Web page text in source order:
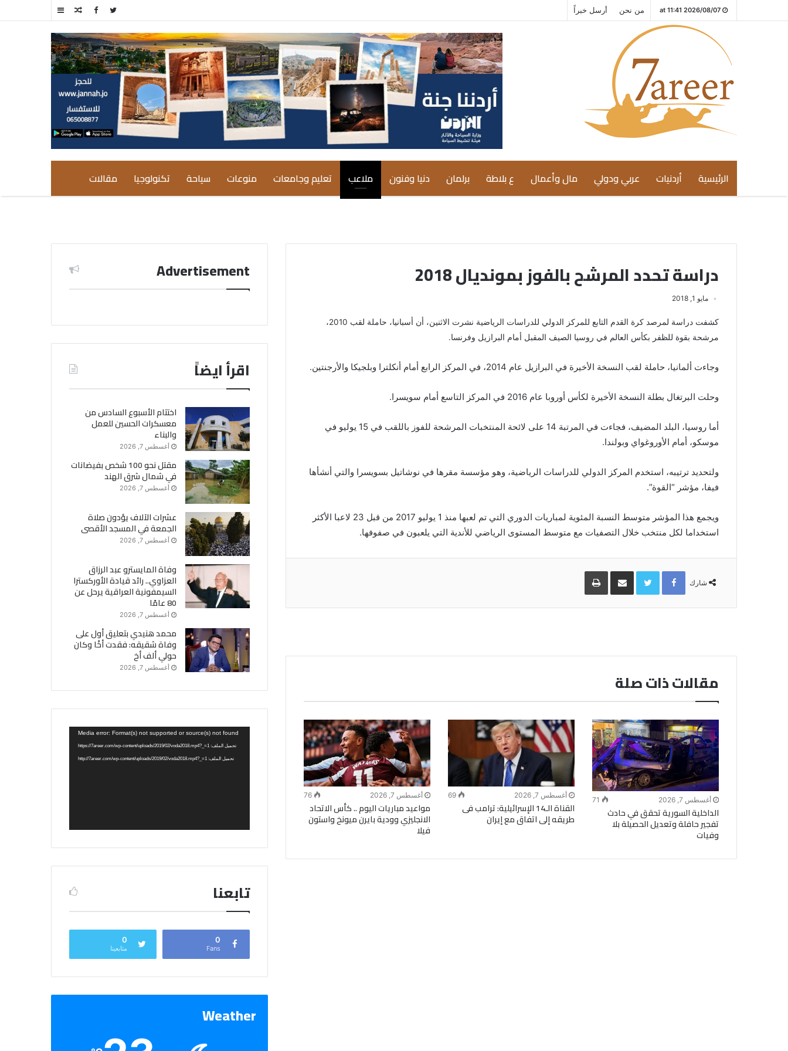
2026/08/07 at 11:41 من نحن أرسل خبراً إضافة
جانبي
مقال
الرئيسية أردنيات عربي ودولي مال وأعمال ع بلاطة برلمان دنيا وفنون ملاعب تعليم وجامعات منوعات سياحة تكنولوجيا مقالات
دراسة تحدد المرشح بالفوز بمونديال 2018
مايو 1, 2018
كشفت دراسة لمرصد كرة القدم التابع للمركز الدولي للدراسات الرياضية نشرت الاثنين، أن أسبانيا، حاملة لقب 2010،
مرشحة بقوة للظفر بكأس العالم في روسيا الصيف المقبل أمام البرازيل وفرنسا.
وجاءت ألمانيا، حاملة لقب النسخة الأخيرة في البرازيل عام 2014، في المركز الرابع أمام أنكلترا وبلجيكا والأرجنتين.
وحلت البرتغال بطلة النسخة الأخيرة لكأس أوروبا عام 2016 في المركز التاسع أمام سويسرا.
أما روسيا، البلد المضيف، فجاءت في المرتبة 14 على لائحة المنتخبات المرشحة للفوز باللقب في 15 يوليو في
موسكو، أمام الأوروغواي وبولندا.
ولتحديد ترتيبه، استخدم المركز الدولي للدراسات الرياضية، وهو مؤسسة مقرها في نوشاتيل بسويسرا والتي أنشأها
فيفا، مؤشر “القوة”.
ويجمع هذا المؤشر متوسط النسبة المئوية لمباريات الدوري التي تم لعبها منذ 1 يوليو 2017 من قبل 23 لاعبا الأكثر
استخداما لكل منتخب خلال التصفيات مع متوسط المستوى الرياضي للأندية التي يلعبون في صفوفها.
شارك
Facebook
Twitterمشاركة
البريد
طباعة
مقالات ذات صلة
أغسطس 7, 2026 71
الداخلية السورية تحقق في حادث
تفجير حافلة وتعديل الحصيلة بلا
وفيات
أغسطس 7, 2026 69
القناة الـ14 الإسرائيلية: ترامب فى
طريقه إلى اتفاق مع إيران
أغسطس 7, 2026 76
مواعيد مباريات اليوم .. كأس الاتحاد
الانجليزي وودية بايرن ميونخ واستون
فيلا
Advertisement
اقرأ ايضاً
اختتام الأسبوع السادس من
معسكرات الحسين للعمل
والبناء
أغسطس 7, 2026
مقتل نحو 100 شخص بفيضانات
في شمال شرق الهند
أغسطس 7, 2026
عشرات الآلاف يؤدون صلاة
الجمعة في المسجد الأقصى
أغسطس 7, 2026
وفاة المايسترو عبد الرزاق
العزاوي.. رائد قيادة الأوركسترا
السيمفونية العراقية يرحل عن
80 عامًا
أغسطس 7, 2026
محمد هنيدي بتعليق أول على
وفاة شقيقه: فقدت أخًا وكان
حولي ألف أخ
أغسطس 7, 2026
مشغل
الفيديو
Media error: Format(s) not supported or source(s) not found
تحميل الملف: https://7areer.com/wp-content/uploads/2019/02/voda2018.mp4?_=1
تحميل الملف: http://7areer.com/wp-content/uploads/2019/02/voda2018.mp4?_=1
تابعنا
0
Fans
0
متابعينا
Weather